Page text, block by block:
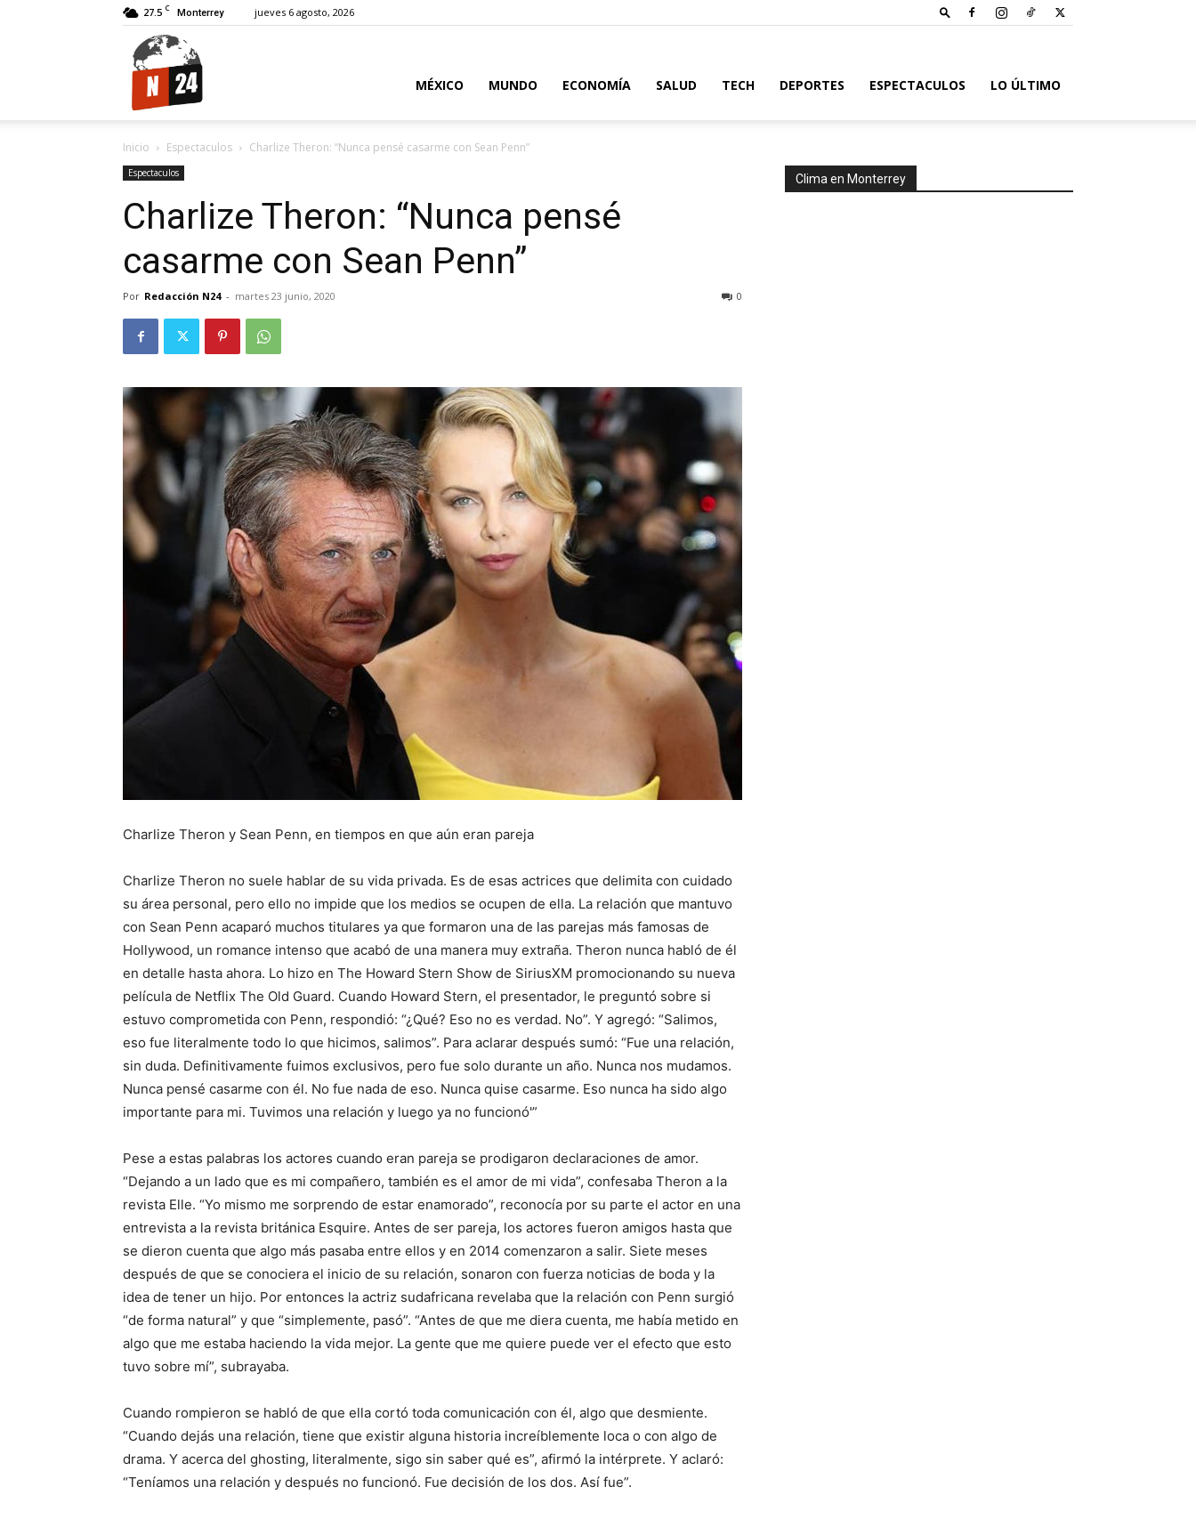
27.5 C Monterrey jueves 6 agosto, 2026
MÉXICO MUNDO ECONOMÍA SALUD TECH DEPORTES ESPECTACULOS LO ÚLTIMO
Inicio Espectaculos Charlize Theron: “Nunca pensé casarme con Sean Penn”
Espectaculos
Charlize Theron: “Nunca pensé
casarme con Sean Penn”
Por Redacción N24 - martes 23 junio, 2020 0
Charlize Theron y Sean Penn, en tiempos en que aún eran pareja
Charlize Theron no suele hablar de su vida privada. Es de esas actrices que delimita con cuidado
su área personal, pero ello no impide que los medios se ocupen de ella. La relación que mantuvo
con Sean Penn acaparó muchos titulares ya que formaron una de las parejas más famosas de
Hollywood, un romance intenso que acabó de una manera muy extraña. Theron nunca habló de él
en detalle hasta ahora. Lo hizo en The Howard Stern Show de SiriusXM promocionando su nueva
película de Netflix The Old Guard. Cuando Howard Stern, el presentador, le preguntó sobre si
estuvo comprometida con Penn, respondió: “¿Qué? Eso no es verdad. No”. Y agregó: “Salimos,
eso fue literalmente todo lo que hicimos, salimos”. Para aclarar después sumó: “Fue una relación,
sin duda. Definitivamente fuimos exclusivos, pero fue solo durante un año. Nunca nos mudamos.
Nunca pensé casarme con él. No fue nada de eso. Nunca quise casarme. Eso nunca ha sido algo
importante para mi. Tuvimos una relación y luego ya no funcionó'”
Pese a estas palabras los actores cuando eran pareja se prodigaron declaraciones de amor.
“Dejando a un lado que es mi compañero, también es el amor de mi vida”, confesaba Theron a la
revista Elle. “Yo mismo me sorprendo de estar enamorado”, reconocía por su parte el actor en una
entrevista a la revista británica Esquire. Antes de ser pareja, los actores fueron amigos hasta que
se dieron cuenta que algo más pasaba entre ellos y en 2014 comenzaron a salir. Siete meses
después de que se conociera el inicio de su relación, sonaron con fuerza noticias de boda y la
idea de tener un hijo. Por entonces la actriz sudafricana revelaba que la relación con Penn surgió
“de forma natural” y que “simplemente, pasó”. “Antes de que me diera cuenta, me había metido en
algo que me estaba haciendo la vida mejor. La gente que me quiere puede ver el efecto que esto
tuvo sobre mí”, subrayaba.
Cuando rompieron se habló de que ella cortó toda comunicación con él, algo que desmiente.
“Cuando dejás una relación, tiene que existir alguna historia increíblemente loca o con algo de
drama. Y acerca del ghosting, literalmente, sigo sin saber qué es”, afirmó la intérprete. Y aclaró:
“Teníamos una relación y después no funcionó. Fue decisión de los dos. Así fue”.
Clima en Monterrey